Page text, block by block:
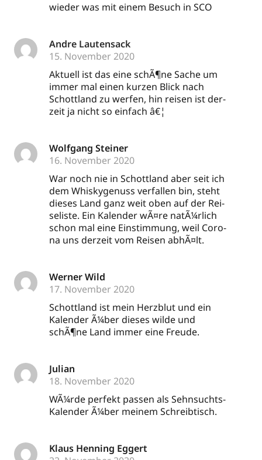
wie­der was mit einem Besuch in SCO
Andre Lautensack
15. November 2020
Aktu­ell ist das eine schÃ¶ne Sache um
immer mal einen kur­zen Blick nach
Schott­land zu wer­fen, hin rei­sen ist der­
zeit ja nicht so ein­fach â€¦
Wolfgang Steiner
16. November 2020
War noch nie in Schott­land aber seit ich
dem Whis­ky­ge­nuss ver­fal­len bin, steht
die­ses Land ganz weit oben auf der Rei­
se­lis­te. Ein Kalen­der wÃ¤re natÃ¼r­lich
schon mal eine Ein­stim­mung, weil Coro­
na uns der­zeit vom Rei­sen abhÃ¤lt.
Werner Wild
17. November 2020
Schott­land ist mein Herz­blut und ein
Kalen­der Ã¼ber die­ses wil­de und
schÃ¶ne Land immer eine Freude.
Julian
18. November 2020
WÃ¼r­de per­fekt pas­sen als Sehn­suchts-
Kalen­der Ã¼ber mei­nem Schreibtisch.
Klaus Henning Eggert